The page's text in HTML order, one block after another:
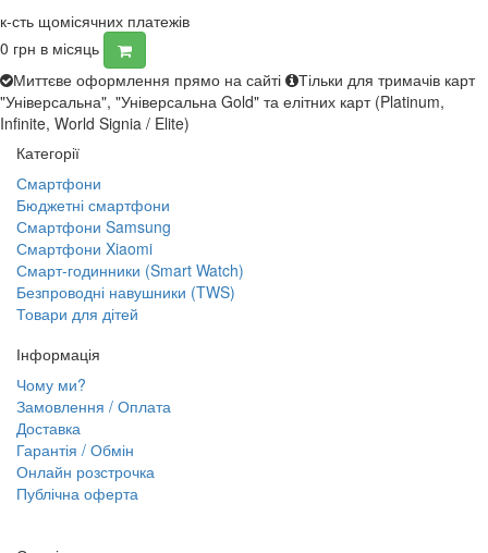
к-сть щомісячних платежів
0 грн в місяць
Миттєве оформлення прямо на сайті
Тільки для тримачів карт
"Універсальна", "Універсальна Gold" та елітних карт (Platinum,
Infinite, World Signia / Elite)
Категорії
Смартфони
Бюджетні смартфони
Смартфони Samsung
Смартфони Xiaomi
Смарт-годинники (Smart Watch)
Безпроводні навушники (TWS)
Товари для дітей
Інформація
Чому ми?
Замовлення / Оплата
Доставка
Гарантія / Обмін
Онлайн розстрочка
Публічна оферта